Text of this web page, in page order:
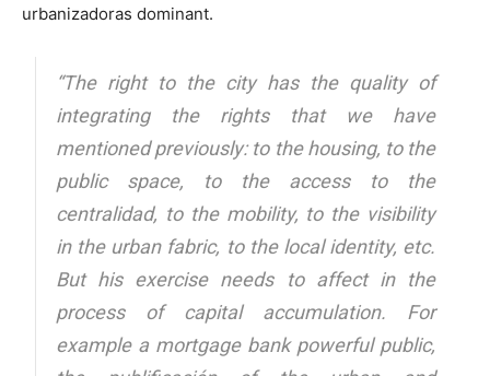
urbanizadoras dominant.
“The right to the city has the quality of
integrating the rights that we have
mentioned previously: to the housing, to the
public space, to the access to the
centralidad, to the mobility, to the visibility
in the urban fabric, to the local identity, etc.
But his exercise needs to affect in the
process of capital accumulation. For
example a mortgage bank powerful public,